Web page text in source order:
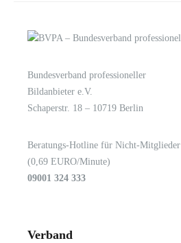
Bundesverband professioneller
Bildanbieter e.V.
Schaperstr. 18 – 10719 Berlin
Beratungs-Hotline für Nicht-Mitglieder
(0,69 EURO/Minute)
09001 324 333
Verband